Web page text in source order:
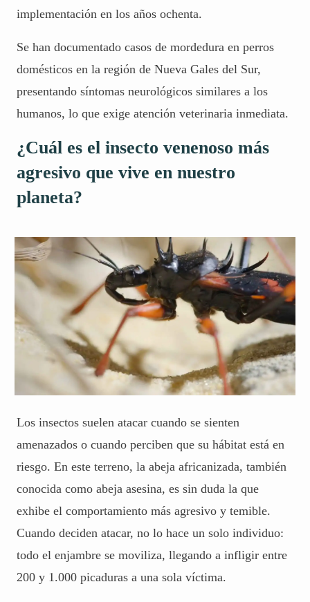
implementación en los años ochenta.
Se han documentado casos de mordedura en perros
domésticos en la región de Nueva Gales del Sur,
presentando síntomas neurológicos similares a los
humanos, lo que exige atención veterinaria inmediata.
¿Cuál es el insecto venenoso más
agresivo que vive en nuestro
planeta?
Los insectos suelen atacar cuando se sienten
amenazados o cuando perciben que su hábitat está en
riesgo. En este terreno, la abeja africanizada, también
conocida como abeja asesina, es sin duda la que
exhibe el comportamiento más agresivo y temible.
Cuando deciden atacar, no lo hace un solo individuo:
todo el enjambre se moviliza, llegando a infligir entre
200 y 1.000 picaduras a una sola víctima.